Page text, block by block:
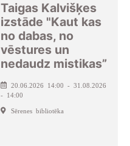
Taigas Kalvišķes
izstāde "Kaut kas
no dabas, no
vēstures un
nedaudz mistikas”
20.06.2026 14:00 - 31.08.2026
- 14:00
Sērenes bibliotēka